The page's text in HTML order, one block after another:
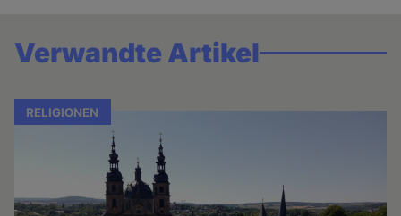
Verwandte Artikel
RELIGIONEN